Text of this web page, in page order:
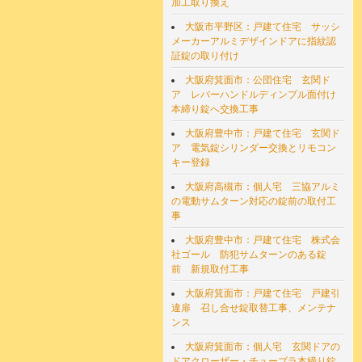
加工取り換え
大阪市平野区：戸建て住宅 サッシ
メーカーアルミデザインドアに指紋認
証錠の取り付け
大阪府箕面市：公団住宅 玄関ド
ア レバーハンドルディンプル面付け
本締り錠へ交換工事
大阪府豊中市：戸建て住宅 玄関ド
ア 電気錠シリンダー交換とリモコン
キー登録
大阪府高槻市：個人宅 三協アルミ
の電動サムターン対応の錠前の取付工
事
大阪府豊中市：戸建て住宅 株式会
社ゴール 防犯サムターンのある錠
前 新規取付工事
大阪府箕面市：戸建て住宅 戸建引
違扉 召し合せ錠取替工事、メンテナ
ンス
大阪府箕面市：個人宅 玄関ドアの